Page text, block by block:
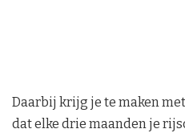
Daarbij krijg je te maken
dat elke drie maanden je